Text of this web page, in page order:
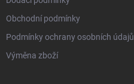
Obchodní podmínky
Podmínky ochrany osobních údajů
Výměna zboží